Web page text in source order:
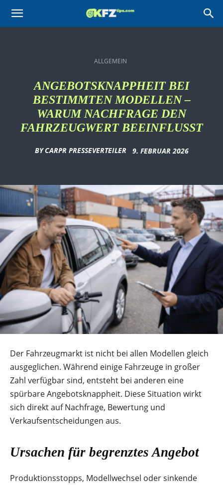
KFZtips.com
ALLGEMEIN
ANGEBOTSKNAPPHEIT BEI
BESTIMMTEN MODELLEN –
WARUM NACHFRAGE DEN
FAHRZEUGWERT BEEINFLUSST
BY CARPR PRESSEVERTEILER 9. FEBRUAR 2026
Der Fahrzeugmarkt ist nicht bei allen Modellen gleich
ausgeglichen. Während einige Fahrzeuge in großer
Zahl verfügbar sind, entsteht bei anderen eine
spürbare Angebotsknappheit. Diese Situation wirkt
sich direkt auf Nachfrage, Bewertung und
Verkaufsentscheidungen aus.
Ursachen für begrenztes Angebot
Produktionsstopps, Modellwechsel oder sinkende